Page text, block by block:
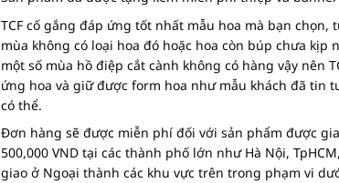
TCF cố gắng đáp ứng tốt nhất mẫu hoa mà bạn chọn,
mùa không có loại hoa đó hoặc hoa còn búp chưa kịp
một số mùa hồ điệp cắt cành không có hàng vậy nên
ứng hoa và giữ được form hoa như mẫu khách đã tin
có thể.
Đơn hàng sẽ được miễn phí đối với sản phẩm được
500,000 VND tại các thành phố lớn như Hà Nội,
giao ở Ngoại thành các khu vực trên trong phạm vi